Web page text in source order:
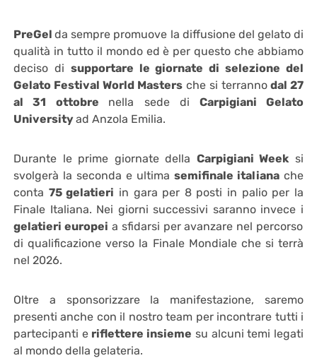
PreGelda sempre promuove la diffusione del gelato di
qualità in tutto il mondo ed è per questo che abbiamo
deciso di supportare le giornate di selezione del
Gelato Festival World Masters che si terrannodal 27
al 31 ottobre nella sede di Carpigiani Gelato
Universityad Anzola Emilia.
Durante le prime giornate della Carpigiani Week si
svolgerà la seconda e ultima semifinale italiana che
conta 75 gelatieri in gara per 8 posti in palio per la
Finale Italiana. Nei giorni successivi saranno invece i
gelatieri europei a sfidarsi per avanzare nel percorso
di qualificazione verso la Finale Mondiale che si terrà
nel 2026.
Oltre a sponsorizzare la manifestazione, saremo
presenti anche con il nostro team per incontrare tutti i
partecipanti e riflettere insieme su alcuni temi legati
al mondo della gelateria.